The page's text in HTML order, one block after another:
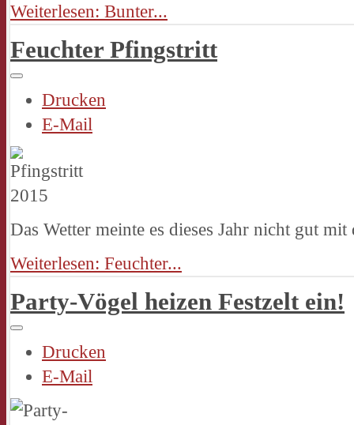
Weiterlesen: Bunter...
Feuchter Pfingstritt
Drucken
E-Mail
Das Wetter meinte es dieses Jahr nicht gut
Weiterlesen: Feuchter...
Party-Vögel heizen Festzelt ein!
Drucken
E-Mail